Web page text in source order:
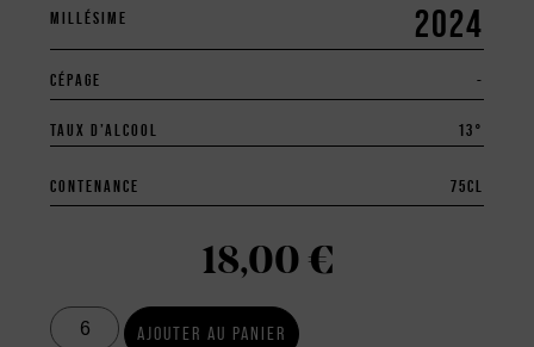
MILLÉSIME 2024
CÉPAGE -
TAUX D’ALCOOL 13°
CONTENANCE 75CL
18,00 €
AJOUTER AU PANIER